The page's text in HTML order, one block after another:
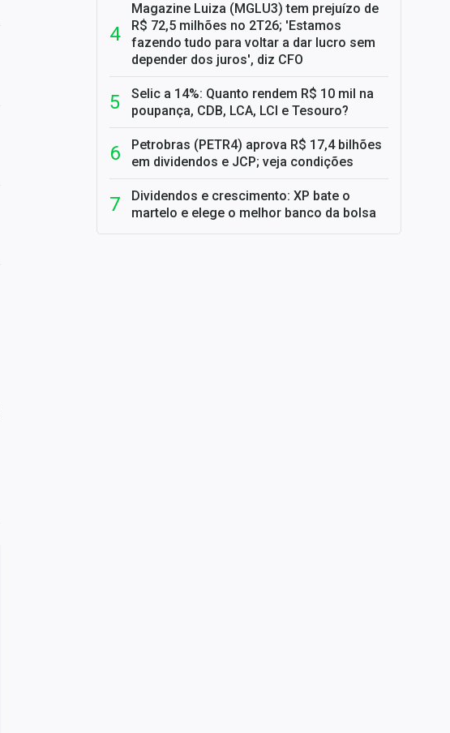
Magazine Luiza (MGLU3) tem prejuízo de
R$ 72,5 milhões no 2T26; 'Estamos
fazendo tudo para voltar a dar lucro sem
depender dos juros', diz CFO
Selic a 14%: Quanto rendem R$ 10 mil na
poupança, CDB, LCA, LCI e Tesouro?
Petrobras (PETR4) aprova R$ 17,4 bilhões
em dividendos e JCP; veja condições
Dividendos e crescimento: XP bate o
martelo e elege o melhor banco da bolsa